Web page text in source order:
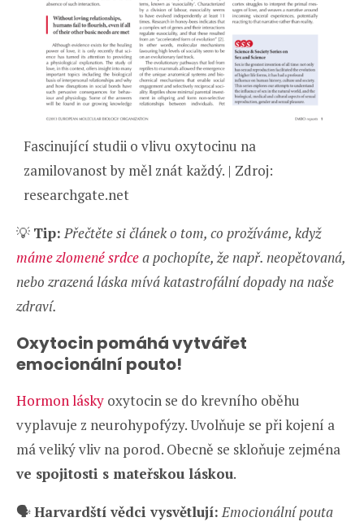
Fascinující studii o vlivu oxytocinu na
zamilovanost by měl znát každý. | Zdroj:
researchgate.net
💡 Tip: Přečtěte si článek o tom, co prožíváme, když
máme zlomené srdcea pochopíte, že např. neopětovaná,
nebo zrazená láska mívá katastrofální dopady na naše
zdraví.
Oxytocin pomáhá vytvářet
emocionální pouto!
Hormon lásky oxytocin se do krevního oběhu
vyplavuje z neurohypofýzy. Uvolňuje se při kojení a
má veliký vliv na porod. Obecně se skloňuje zejména
ve spojitosti s mateřskou láskou.
🗣️Harvardští vědci vysvětlují: Emocionální pouta